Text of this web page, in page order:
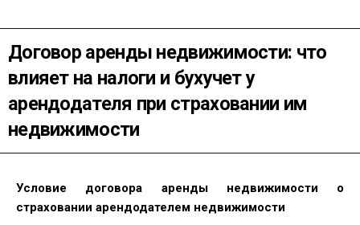
Договор аренды недвижимости: что
влияет на налоги и бухучет у
арендодателя при страховании им
недвижимости
Условие договора аренды недвижимости о
страховании арендодателем недвижимости